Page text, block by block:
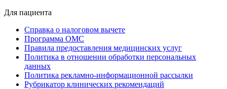
Для пациента
Справка о налоговом вычете
Программа ОМС
Правила предоставления медицинских услуг
Политика в отношении обработки персональных
данных
Политика рекламно-информационной рассылки
Рубрикатор клинических рекомендаций